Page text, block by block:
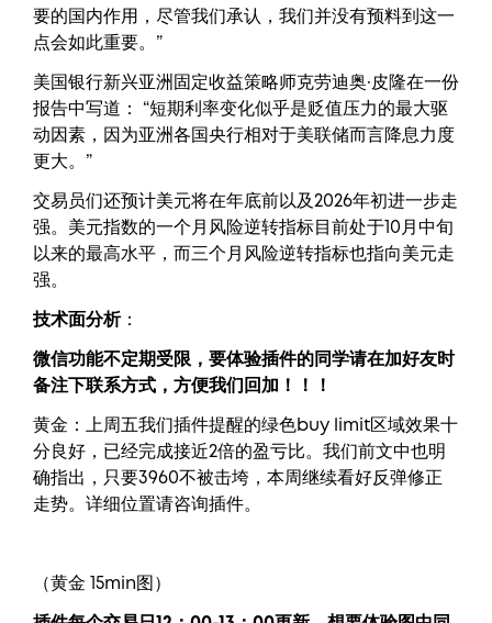
要的国内作用，尽管我们承认，我们并没有预料到这一
点会如此重要。”
美国银行新兴亚洲固定收益策略师克劳迪奥·皮隆在一份
报告中写道： “短期利率变化似乎是贬值压力的最大驱
动因素，因为亚洲各国央行相对于美联储而言降息力度
更大。”
交易员们还预计美元将在年底前以及2026年初进一步走
强。美元指数的一个月风险逆转指标目前处于10月中旬
以来的最高水平，而三个月风险逆转指标也指向美元走
强。
技术面分析：
微信功能不定期受限，要体验插件的同学请在加好友时
备注下联系方式，方便我们回加！！！
黄金：上周五我们插件提醒的绿色buy limit区域效果十
分良好，已经完成接近2倍的盈亏比。我们前文中也明
确指出，只要3960不被击垮，本周继续看好反弹修正
走势。详细位置请咨询插件。
（黄金 15min图）